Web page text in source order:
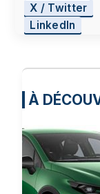
X / Twitter
LinkedIn
À